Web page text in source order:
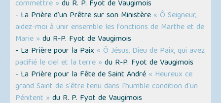
commettre » du R. P. Fyot de Vaugimois
- La Prière d’un Prêtre sur son Ministère « Ô Seigneur,
aidez-moi à unir ensemble les fonctions de Marthe et de
Marie » du R-P. Fyot de Vaugimois
- La Prière pour la Paix « Ô Jésus, Dieu de Paix, qui avez
pacifié le ciel et la terre » du R-P. Fyot de Vaugimois
- La Prière pour la Fête de Saint André « Heureux ce
grand Saint de s'être tenu dans l'humble condition d'un
Pénitent » du R. P. Fyot de Vaugimois